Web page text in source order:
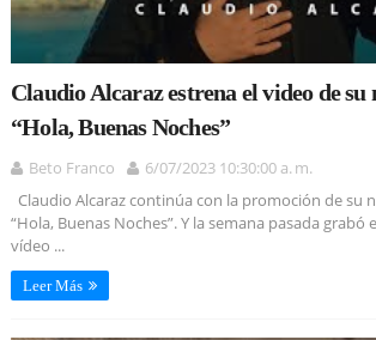
Claudio Alcaraz estrena el video de su
“Hola, Buenas Noches”
Beto Franco
6/07/2023 10:30:00 a. m.
Claudio Alcaraz continúa con la promoción de su
“Hola, Buenas Noches”. Y la semana pasada grabó
vídeo ...
Leer Más